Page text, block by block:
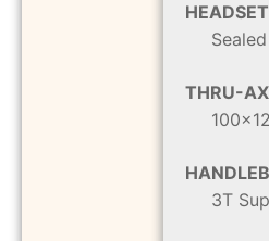
HEADSET
THRU-
3T